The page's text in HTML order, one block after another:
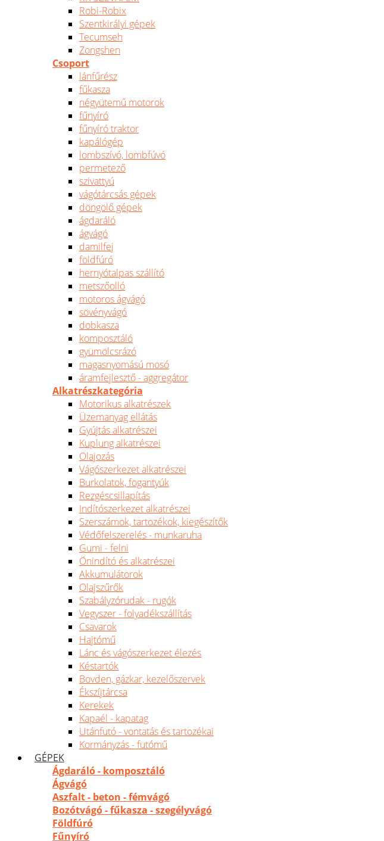
Robi-Robix
Szentkirályi gépek
Tecumseh
Zongshen
Csoport
lánfűrész
fűkasza
négyütemű motorok
fűnyíró
fűnyíró traktor
kapálógép
lombszívó, lombfúvó
permetező
szivattyú
vágótárcsás gépek
döngölő gépek
ágdaráló
ágvágó
damilfej
földfúró
hernyótalpas szállító
metszőolló
motoros ágvágó
sövényvágó
dobkasza
komposztáló
gyümölcsrázó
magasnyomású mosó
áramfejlesztő - aggregátor
Alkatrészkategória
Motorikus alkatrészek
Üzemanyag ellátás
Gyújtás alkatrészei
Kuplung alkatrészei
Olajozás
Vágószerkezet alkatrészei
Burkolatok, fogantyúk
Rezgéscsillapítás
Indítószerkezet alkatrészei
Szerszámok, tartozékok, kiegészítők
Védőfelszerelés - munkaruha
Gumi - felni
Önindító és alkatrészei
Akkumulátorok
Olajszűrők
Szabályzórudak - rugók
Vegyszer - folyadékszállítás
Csavarok
Hajtómű
Lánc és vágószerkezet élezés
Késtartók
Bovden, gázkar, kezelőszervek
Ékszíjtárcsa
Kerekek
Kapaél - kapatag
Utánfutó - vontatás és tartozékai
Kormányzás - futómű
GÉPEK
Ágdaráló - komposztáló
Ágvágó
Aszfalt - beton - fémvágó
Bozótvágó - fűkasza - szegélyvágó
Földfúró
Fűnyíró